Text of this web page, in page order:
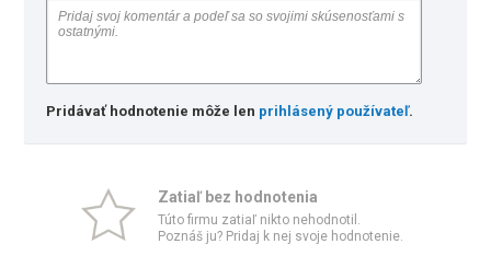
Pridávať hodnotenie môže len prihlásený používateľ.
Zatiaľ bez hodnotenia
Túto firmu zatiaľ nikto nehodnotil.
Poznáš ju? Pridaj k nej svoje hodnotenie.